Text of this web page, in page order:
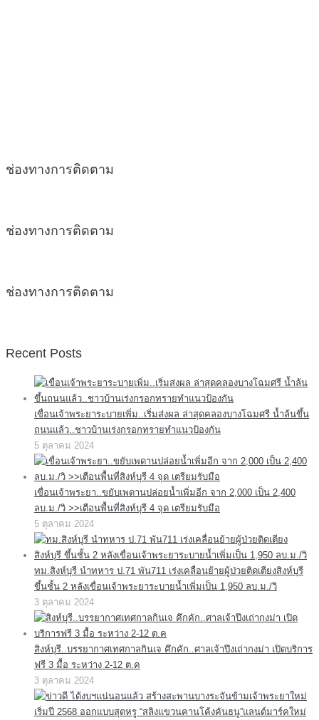
ช่องทางการติดตาม
ช่องทางการติดตาม
ช่องทางการติดตาม
Recent Posts
เขื่อนเจ้าพระยาระบายเพิ่ม..เริ่มส่งผล ล่าสุดคลองบางโฉมศรี น้ำล้นขึ้น
ถนนแล้ว..ชาวบ้านเร่งกรอกทรายทำแนวป้องกัน
5 ตุลาคม 2024
เขื่อนเจ้าพระยา..ขยับเพดานปล่อยน้ำเพิ่มอีก จาก 2,000 เป็น 2,400
ลบ.ม./วิ >>เตือนพื้นที่สิงห์บุรี 4 จุด เตรียมรับมือ
5 ตุลาคม 2024
ทม.สิงห์บุรี นำทหาร ป.71 พัน711 เร่งเคลื่อนย้ายผู้ป่วยติดเตียงสิงห์บุรี
ขึ้นชั้น 2 หลังเขื่อนเจ้าพระยาระบายน้ำเพิ่มเป็น 1,950 ลบ.ม./วิ
3 ตุลาคม 2024
สิงห์บุรี..บรรยากาศเทศกาลกินเจ คึกคัก..ศาลเจ้าปึงเถ่ากงม่า เปิดบริการ
ฟรี 3 มื้อ ระหว่าง 2-12 ต.ค
3 ตุลาคม 2024